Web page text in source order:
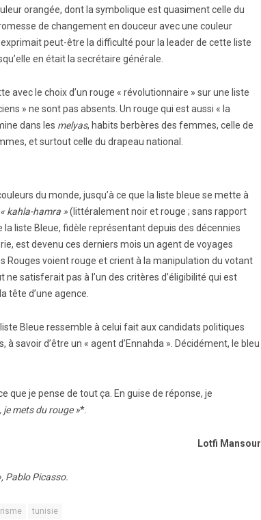
orangée, dont la symbolique est quasiment celle du
de changement en douceur avec une couleur
peut-être la difficulté pour la leader de cette liste
en était la secrétaire générale.
avec le choix d’un rouge « révolutionnaire » sur une liste
» ne sont pas absents. Un rouge qui est aussi « la
dans les melyas, habits berbères des femmes, celle de
et surtout celle du drapeau national.
du monde, jusqu’à ce que la liste bleue se mette à
« kahla-hamra »(littéralement noir et rouge ; sans rapport
liste Bleue, fidèle représentant depuis des décennies
est devenu ces derniers mois un agent de voyages
Rouges voient rouge et crient à la manipulation du votant
satisferait pas à l’un des critères d’éligibilité qui est
tête d’une agence.
Bleue ressemble à celui fait aux candidats politiques
savoir d’être un « agent d’Ennahda ». Décidément, le bleu
que je pense de tout ça. En guise de réponse, je
je mets du rouge »*.
Lotfi Mansour
Pablo Picasso.
tunisie